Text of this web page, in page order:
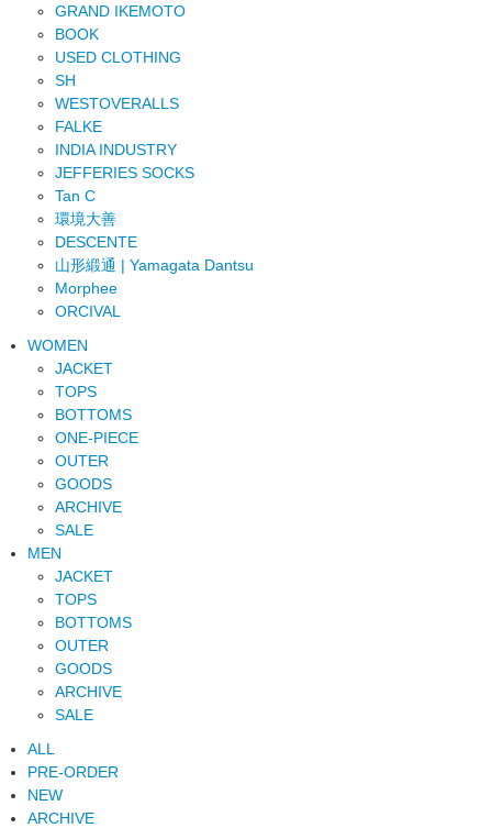
GRAND IKEMOTO
BOOK
USED CLOTHING
SH
WESTOVERALLS
FALKE
INDIA INDUSTRY
JEFFERIES SOCKS
Tan C
環境大善
DESCENTE
山形緞通 | Yamagata Dantsu
Morphee
ORCIVAL
WOMEN
JACKET
TOPS
BOTTOMS
ONE-PIECE
OUTER
GOODS
ARCHIVE
SALE
MEN
JACKET
TOPS
BOTTOMS
OUTER
GOODS
ARCHIVE
SALE
ALL
PRE-ORDER
NEW
ARCHIVE